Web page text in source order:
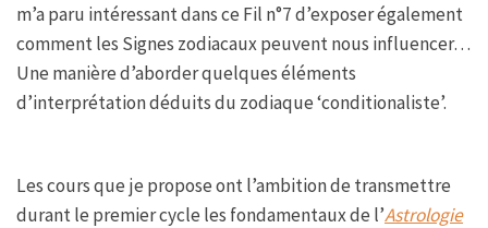
m’a paru intéressant dans ce Fil n°7 d’exposer également
comment les Signes zodiacaux peuvent nous influencer…
Une manière d’aborder quelques éléments
d’interprétation déduits du zodiaque ‘conditionaliste’.
Les cours que je propose ont l’ambition de transmettre
durant le premier cycle les fondamentaux de l’Astrologie